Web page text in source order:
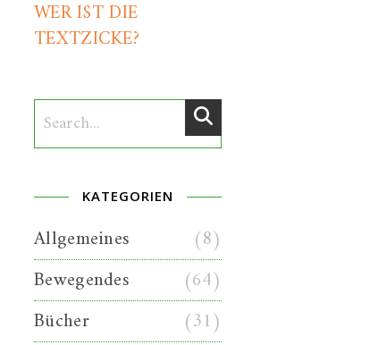
WER IST DIE
TEXTZICKE?
KATEGORIEN
Allgemeines
(8)
Bewegendes
(64)
Bücher
(31)